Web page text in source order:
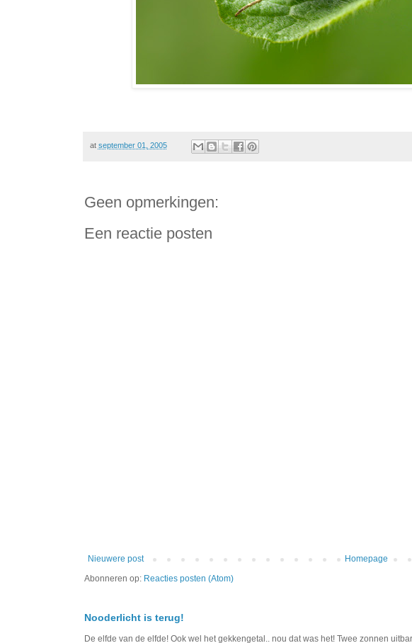
at september 01, 2005
Geen opmerkingen:
Een reactie posten
Nieuwere post
Homepage
Abonneren op: Reacties posten (Atom)
Nooderlicht is terug!
De elfde van de elfde! Ook wel het gekkengetal.. nou dat was het! Twee zonnen